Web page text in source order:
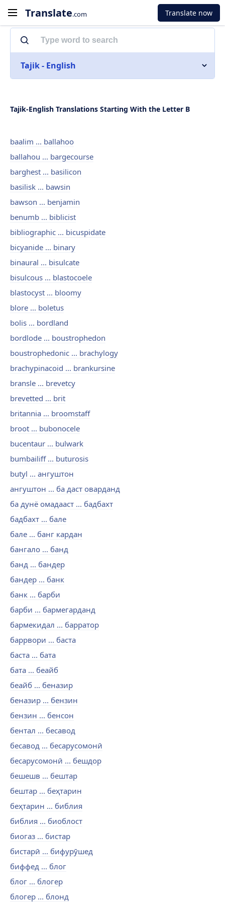
Translate.com Translate now
Tajik - English
Tajik-English Translations Starting With the Letter B
baalim ... ballahoo
ballahou ... bargecourse
barghest ... basilicon
basilisk ... bawsin
bawson ... benjamin
benumb ... biblicist
bibliographic ... bicuspidate
bicyanide ... binary
binaural ... bisulcate
bisulcous ... blastocoele
blastocyst ... bloomy
blore ... boletus
bolis ... bordland
bordlode ... boustrophedon
boustrophedonic ... brachylogy
brachypinacoid ... brankursine
bransle ... brevetcy
brevetted ... brit
britannia ... broomstaff
broot ... bubonocele
bucentaur ... bulwark
bumbailiff ... buturosis
butyl ... ангуштон
ангуштон ... ба даст оварданд
ба дунё омадааст ... бадбахт
бадбахт ... бале
бале ... банг кардан
бангало ... банд
банд ... бандер
бандер ... банк
банк ... барби
барби ... бармегарданд
бармекидал ... барратор
баррвори ... баста
баста ... бата
бата ... беайб
беайб ... беназир
беназир ... бензин
бензин ... бенсон
бентал ... бесавод
бесавод ... бесарусомонӣ
бесарусомонӣ ... бешдор
бешешв ... бештар
бештар ... беҳтарин
беҳтарин ... библия
библия ... биоблост
биогаз ... бистар
бистарӣ ... бифурӯшед
биффед ... блог
блог ... блогер
блогер ... блонд